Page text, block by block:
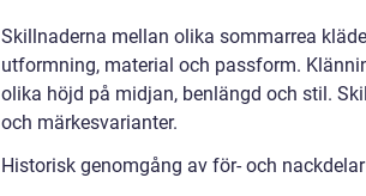
Skillnaderna mellan olika sommarrea
utformning, material och passform.
olika höjd på midjan, benlängd och stil.
och märkesvarianter.
Historisk genomgång av för- och